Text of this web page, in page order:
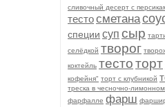
сливочный десерт с
тестосметана
специи суп сыр
селёдкой творог
коктейль тестоторт
кофейня" торт с клубникой
треска в чесночно-
фарфалле фарш